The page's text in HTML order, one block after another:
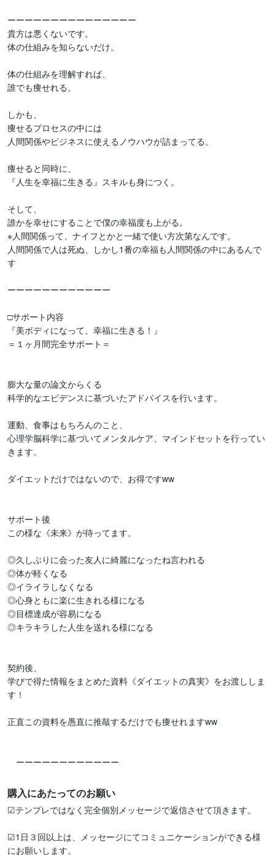
ーーーーーーーーーーーーーーー
貴方は悪くないです。
体の仕組みを知らないだけ。
体の仕組みを理解すれば、
誰でも痩せれる。
しかも、
痩せるプロセスの中には
人間関係やビジネスに使えるノウハウが詰まってる。
痩せると同時に、
『人生を幸福に生きる』スキルも身につく。
そして、
誰かを幸せにすることで僕の幸福度も上がる。
※人間関係って、ナイフとかと一緒で使い方次第なんです。
人間関係で人は死ぬ、しかし1番の幸福も人間関係の中にあるんで
す
ーーーーーーーーーーーー
□サポート内容
『美ボディになって、幸福に生きる！』
＝１ヶ月間完全サポート＝
膨大な量の論文からくる
科学的なエビデンスに基づいたアドバイスを行います。
運動、食事はもちろんのこと、
心理学脳科学に基づいてメンタルケア、マインドセットを行ってい
きます。
ダイエットだけではないので、お得ですww
サポート後
この様な《未来》が待ってます。
◎久しぶりに会った友人に綺麗になったね言われる
◎体が軽くなる
◎イライラしなくなる
◎心身ともに楽に生きれる様になる
◎目標達成が容易になる
◎キラキラした人生を送れる様になる
契約後、
学びで得た情報をまとめた資料《ダイエットの真実》をお渡ししま
す！
正直この資料を愚直に推敲するだけでも痩せれますww
ーーーーーーーーーーーー
購入にあたってのお願い
☑︎テンプレではなく完全個別メッセージで返信させて頂きます。
☑︎1日３回以上は、メッセージにてコミュニケーションができる様
にお願いします。